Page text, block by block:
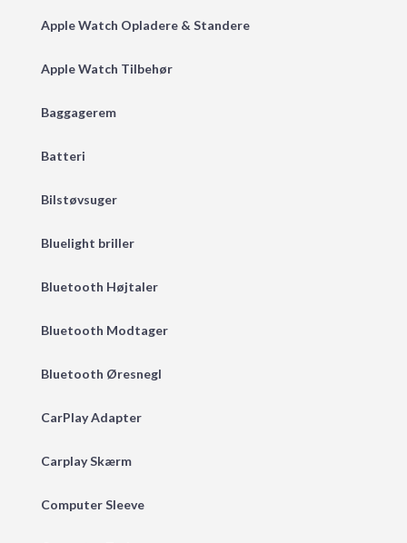
Apple Watch Opladere & Standere
Apple Watch Tilbehør
Baggagerem
Batteri
Bilstøvsuger
Bluelight briller
Bluetooth Højtaler
Bluetooth Modtager
Bluetooth Øresnegl
CarPlay Adapter
Carplay Skærm
Computer Sleeve